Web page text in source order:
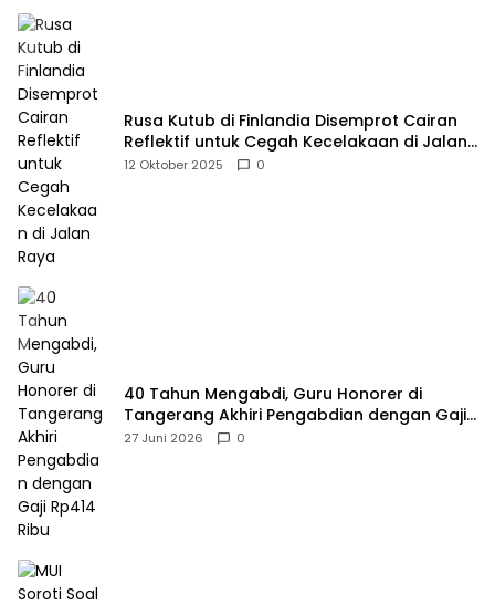
Rusa Kutub di Finlandia Disemprot Cairan
Reflektif untuk Cegah Kecelakaan di Jalan
Raya
12 Oktober 2025 0
40 Tahun Mengabdi, Guru Honorer di
Tangerang Akhiri Pengabdian dengan Gaji
Rp414 Ribu
27 Juni 2026 0